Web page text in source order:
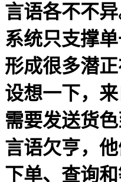
言语各不不
系统只支撑
形成很多潜正
设想一下，
需要发送货
言语欠亨，
下单、查询